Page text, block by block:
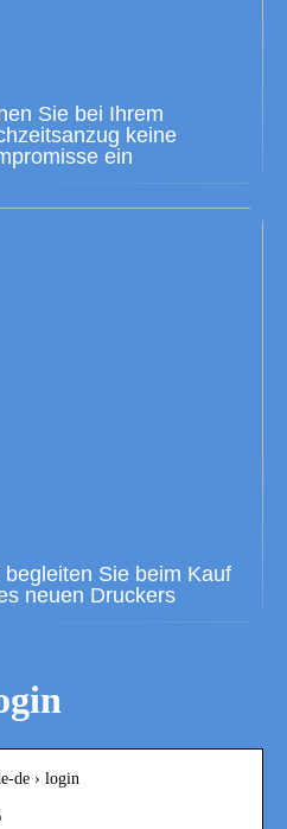
Sie bei Ihrem
keine
ein
begleiten Sie beim Kauf
neuen Druckers
de › login